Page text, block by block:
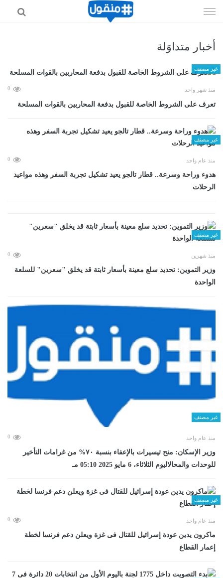
الى
أخبار متداوَلة
غير مصنف
منذ شهر واحد 0
تعرف على الشروط الخاصة للقبول بدفعة المحاربين بالقوات المسلحة
غير مصنف
منذ عام واحد 0
هدوء وراحة وسرعة.. قطار تالجو يعيد تشكيل تجربة السفر وهذه مواعيد
الرحلات
غير مصنف
منذ شهرين 0
وزير التموين: تحديد سلع معينة بأسعار ثابتة قد يخلق "سعرين" للسلعة
الواحدة
غير مصنف
منذ عام واحد 0
وزير الإسكان: منح تيسيرات بالإعفاء بنسبة ٧٠% من غرامات التأخير
للوحدات والمحالاليوم الثلاثاء، 6 مايو 2025 05:10 مـ
غير مصنف
منذ عام واحد 0
ماكرون يدين عودة إسرائيل للقتال فى غزة ويعلن دعم فرنسا لخطة
إعمار القطاع